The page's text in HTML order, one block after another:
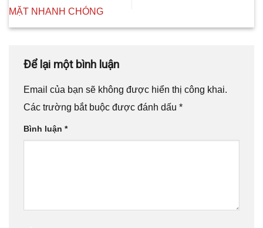
MẶT NHANH CHÓNG
Để lại một bình luận
Email của bạn sẽ không được hiển thị công khai.
Các trường bắt buộc được đánh dấu *
Bình luận *